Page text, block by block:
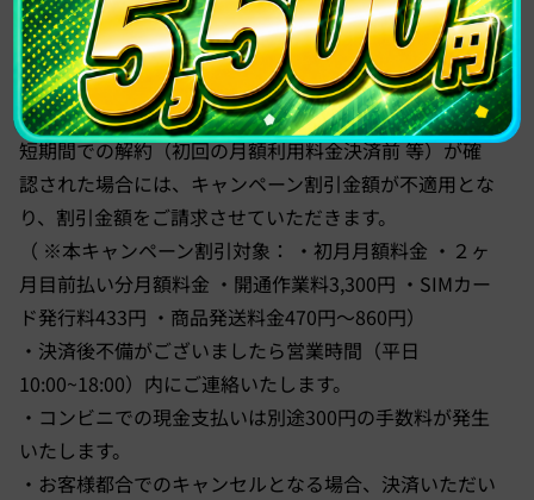
・ご契約中の回線で未納が発生した場合、同一名義でご
契約いただいている他の回線も、停止または解約の対象
となります。
・短期契約を目的としたご利用など、弊社規定に基づく
短期間での解約（初回の月額利用料金決済前 等）が確
認された場合には、キャンペーン割引金額が不適用とな
り、割引金額をご請求させていただきます。
（ ※本キャンペーン割引対象： ・初月月額料金 ・２ヶ
月目前払い分月額料金 ・開通作業料3,300円 ・SIMカー
ド発行料433円 ・商品発送料金470円～860円）
・決済後不備がございましたら営業時間（平日
10:00~18:00）内にご連絡いたします。
・コンビニでの現金支払いは別途300円の手数料が発生
いたします。
・お客様都合でのキャンセルとなる場合、決済いただい